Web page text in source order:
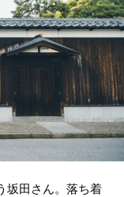
坂田さん。落ち着